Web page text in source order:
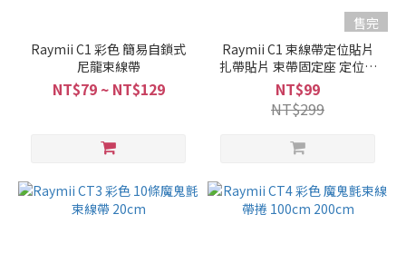
Raymii C1 彩色 簡易自鎖式
尼龍束線帶
NT$79 ~ NT$129
售完
Raymii C1 束線帶定位貼片
扎帶貼片 束帶固定座 定位片
38mm 40x40 50片
NT$99
NT$299